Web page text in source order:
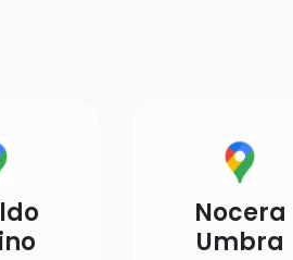
Nocera
Umbra